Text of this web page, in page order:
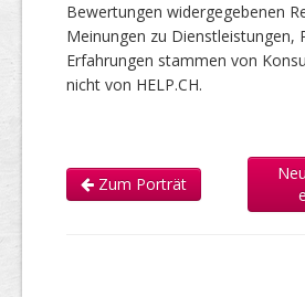
Bewertungen widergegebenen
Meinungen zu Dienstleistungen,
Erfahrungen stammen von
nicht von HELP.CH.
Zum Porträt